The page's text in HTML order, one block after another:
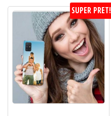
SUPER PRET!